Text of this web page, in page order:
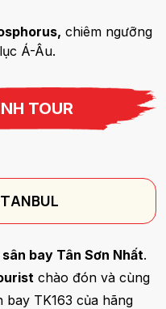
chiêm ngưỡng
Á-Âu.
TOUR
sân bay Tân Sơn Nhất.
chào đón và cùng
TK163 của hãng